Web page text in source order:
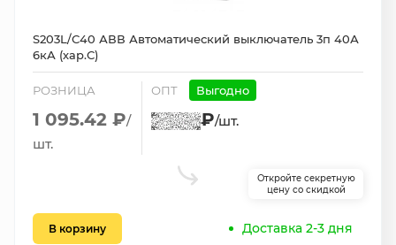
S203L/С40 АВВ Автоматический выключатель 3п 40А
6кА (хар.С)
РОЗНИЦА
1 095.42 ₽/
шт.
ОПТ Выгодно
₽/шт.
Откройте секретную
цену со скидкой
В корзину Доставка 2-3 дня